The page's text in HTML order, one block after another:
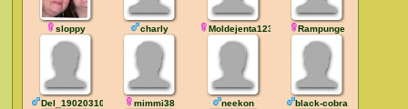
sloppy charly Moldejenta123 Rampunge
Del_190203103716 mimmi38 neekon black-cobra